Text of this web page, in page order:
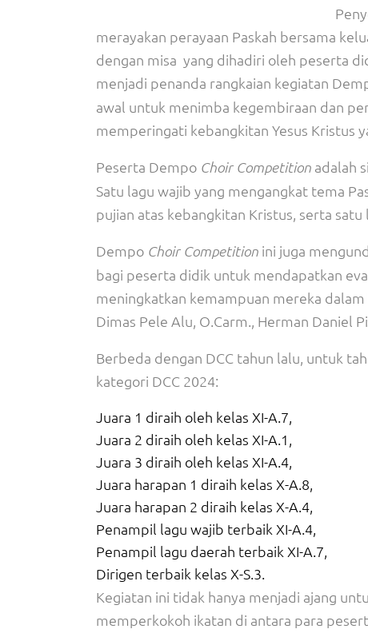
P
merayakan perayaan Paskah bersama
dengan misa yang dihadiri oleh peserta
menjadi penanda rangkaian kegiatan
awal untuk menimba kegembiraan dan
memperingati kebangkitan Yesus Kristus
Peserta Dempo Choir Competition adalah
Satu lagu wajib yang mengangkat tema
pujian atas kebangkitan Kristus, serta
Dempo Choir Competition ini juga
bagi peserta didik untuk mendapatkan
meningkatkan kemampuan mereka
Dimas Pele Alu, O.Carm., Herman Daniel
Berbeda dengan DCC tahun lalu, untuk
kategori DCC 2024:
Juara 1 diraih oleh kelas XI-A.7,
Juara 2 diraih oleh kelas XI-A.1,
Juara 3 diraih oleh kelas XI-A.4,
Juara harapan 1 diraih kelas X-A.8,
Juara harapan 2 diraih kelas X-A.4,
Penampil lagu wajib terbaik XI-A.4,
Penampil lagu daerah terbaik XI-A.7,
Dirigen terbaik kelas X-S.3.
Kegiatan ini tidak hanya menjadi ajang
memperkokoh ikatan di antara para